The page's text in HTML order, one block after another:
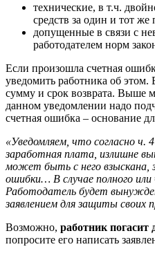
технические, в т.ч.
средств за один и тот же
допущенные в связи с
работодателем норм
Если произошла счетная
уведомить работника об этом.
сумму и срок возврата. Выше
данном уведомлении надо
счетная ошибка – основание
«Уведомляем, что согласно ч.
заработная плата, излишне
может быть с него взыскана,
ошибки… В случае полного
Работодатель будет
заявлением для защиты своих
Возможно, работник погасит
попросите его написать